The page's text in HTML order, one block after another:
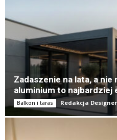
Zadaszenie na lata, a nie
aluminium to najbardziej
Balkon i taras Redakcja